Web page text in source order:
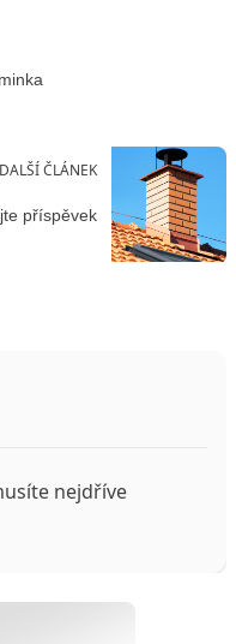
DALŠÍ ČLÁNEK
příspěvek
nejdříve